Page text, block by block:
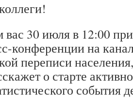
30 июля в 12:00
конференции на
переписи
о старте
события